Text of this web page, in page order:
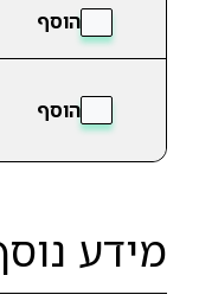
הוסף
הוסף
מידע